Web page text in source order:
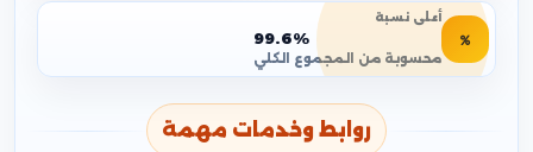
أعلى نسبة
99.6%
محسوبة من المجموع الكلي
روابط وخدمات مهمة